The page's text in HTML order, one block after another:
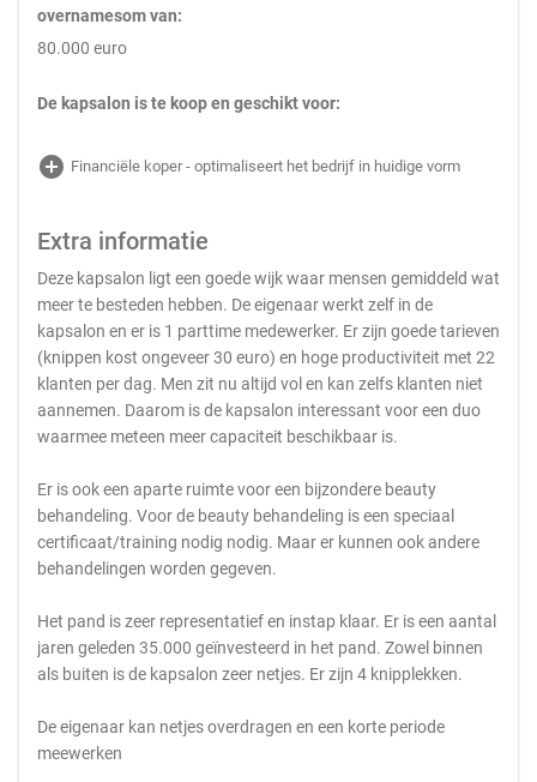
overnamesom van:
80.000 euro
De kapsalon is te koop en geschikt voor:
add_circle Financiële koper - optimaliseert het bedrijf in huidige vorm
Extra informatie
Deze kapsalon ligt een goede wijk waar mensen gemiddeld wat
meer te besteden hebben. De eigenaar werkt zelf in de
kapsalon en er is 1 parttime medewerker. Er zijn goede tarieven
(knippen kost ongeveer 30 euro) en hoge productiviteit met 22
klanten per dag. Men zit nu altijd vol en kan zelfs klanten niet
aannemen. Daarom is de kapsalon interessant voor een duo
waarmee meteen meer capaciteit beschikbaar is.
Er is ook een aparte ruimte voor een bijzondere beauty
behandeling. Voor de beauty behandeling is een speciaal
certificaat/training nodig nodig. Maar er kunnen ook andere
behandelingen worden gegeven.
Het pand is zeer representatief en instap klaar. Er is een aantal
jaren geleden 35.000 geïnvesteerd in het pand. Zowel binnen
als buiten is de kapsalon zeer netjes. Er zijn 4 knipplekken.
De eigenaar kan netjes overdragen en een korte periode
meewerken